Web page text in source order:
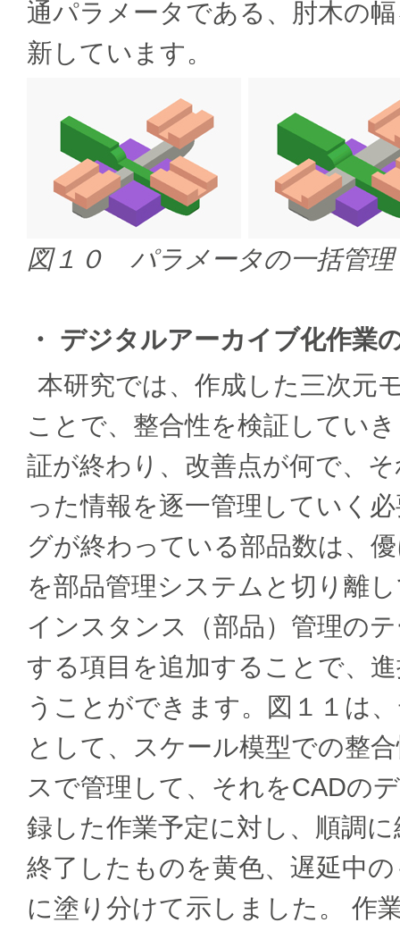
通パラメータである、肘木の
新しています。
図１０ パラメータの一括管理
・ デジタルアーカイブ化作業
本研究では、作成した三次元
ことで、整合性を検証してい
証が終わり、改善点が何で、
った情報を逐一管理していく
グが終わっている部品数は、
を部品管理システムと切り離
インスタンス（部品）管理の
する項目を追加することで、
うことができます。図１１は
として、スケール模型での整
スで管理して、それをCADの
録した作業予定に対し、順調
終了したものを黄色、遅延中
に塗り分けて示しました。 作